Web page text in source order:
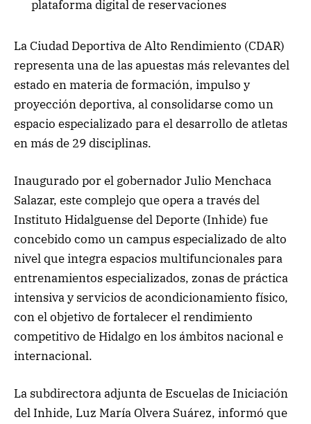
plataforma digital de reservaciones
La Ciudad Deportiva de Alto Rendimiento (CDAR)
representa una de las apuestas más relevantes del
estado en materia de formación, impulso y
proyección deportiva, al consolidarse como un
espacio especializado para el desarrollo de atletas
en más de 29 disciplinas.
Inaugurado por el gobernador Julio Menchaca
Salazar, este complejo que opera a través del
Instituto Hidalguense del Deporte (Inhide) fue
concebido como un campus especializado de alto
nivel que integra espacios multifuncionales para
entrenamientos especializados, zonas de práctica
intensiva y servicios de acondicionamiento físico,
con el objetivo de fortalecer el rendimiento
competitivo de Hidalgo en los ámbitos nacional e
internacional.
La subdirectora adjunta de Escuelas de Iniciación
del Inhide, Luz María Olvera Suárez, informó que